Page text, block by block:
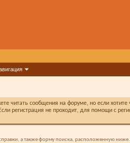
сообщения на форуме, но если хотите
не проходит, для помощи с
а также форму поиска, расположенную ниже.